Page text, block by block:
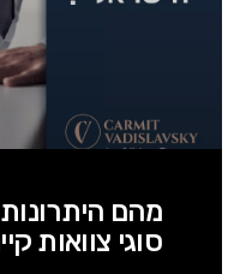
מהם היתרונות
סוגי צוואות